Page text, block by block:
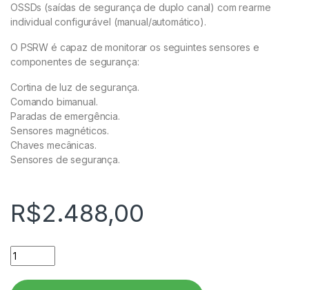
OSSDs (saídas de segurança de duplo canal) com rearme
individual configurável (manual/automático).
O PSRW é capaz de monitorar os seguintes sensores e
componentes de segurança:
Cortina de luz de segurança.
Comando bimanual.
Paradas de emergência.
Sensores magnéticos.
Chaves mecânicas.
Sensores de segurança.
R$2.488,00
Relé de Segurança Programável PSRW quantidade